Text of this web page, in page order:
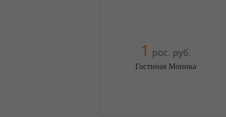
1 рос. руб.
Гостиная Моника